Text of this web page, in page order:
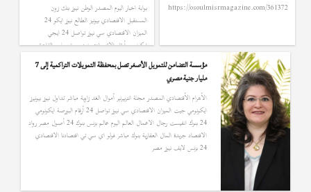
https://osoulmisrmagazine.com/361372
بوابة اخبار اليوم المصدر الوطن نيوز بنك زون
المستقبل الاقتصادي بيونيز الطالع نيوز ايكو 24
الميزان الاقتصادي سي نيوز تواصل 24 ايجي
ايكونومي أرقام الاقتصادي نيوز بروبرتي بلس القاهرة
24 البوابة نيوز رجال الاعمال الأموال العالم اليوم
بنوك 24 بزنس جيت أصول مصر جريدة المال
الدولية عالم …
مؤسسة التضامن للتمويل الأصغر تصل بمحفظة التمويلات التراكمية إلى 7
مليار جنية مصري
الأهرام الأقتصادي المصدر مجلة انتربيرنير أموال الغد زاوية مباشر تداول نيوز بيونيرز
ايكونومي جيت الميزان الاقتصادي سي نيوز تواصل 24 أرقام البورصة ايكونومي
24 بنوك انفيست رجال الاعمال العالم اليوم عالم بزنس بنوك 24 أصول مصر رواد
الاقتصاد جريدة المال العقارية بنوك مباشر فولو اي سي تي اقتصادنا الاقتصادي
24 بزنس لايف نيوز مصر